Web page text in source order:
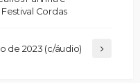
Cordas
de 2023 (c/áudio)